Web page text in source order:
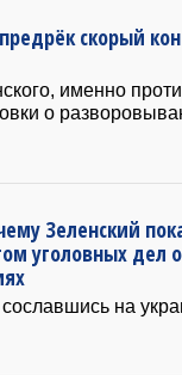
скорый
именно
о
Зеленский
уголовных дел о
на